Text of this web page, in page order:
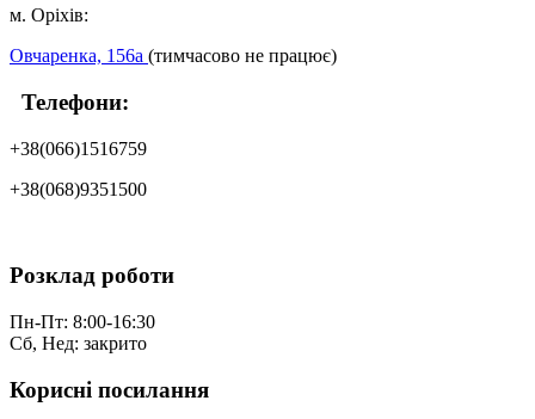
м. Оріхів:
Овчаренка, 156а (тимчасово не працює)
Телефони:
+38(066)1516759
+38(068)9351500
Розклад роботи
Пн-Пт: 8:00-16:30
Сб, Нед: закрито
Корисні посилання